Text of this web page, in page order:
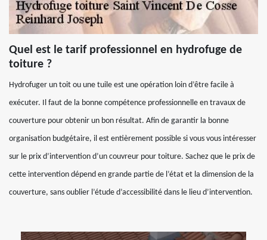
Quel est le tarif professionnel en hydrofuge de
toiture ?
Hydrofuger un toit ou une tuile est une opération loin d’être facile à
exécuter. Il faut de la bonne compétence professionnelle en travaux de
couverture pour obtenir un bon résultat. Afin de garantir la bonne
organisation budgétaire, il est entièrement possible si vous vous intéresser
sur le prix d’intervention d’un couvreur pour toiture. Sachez que le prix de
cette intervention dépend en grande partie de l’état et la dimension de la
couverture, sans oublier l’étude d’accessibilité dans le lieu d’intervention.